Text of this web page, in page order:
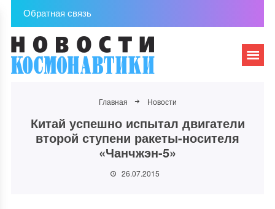
Обратная связь
Главная Новости
Китай успешно испытал двигатели
второй ступени ракеты-носителя
«Чанчжэн-5»
26.07.2015